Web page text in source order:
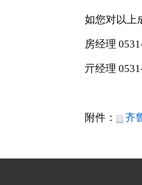
如您对以上
房经理
亓经理
附件： 齐